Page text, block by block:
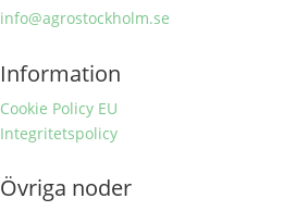
info@agrostockholm.se
Information
Cookie Policy EU
Integritetspolicy
Övriga noder